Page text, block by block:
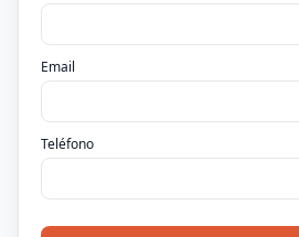
Email
Teléfono